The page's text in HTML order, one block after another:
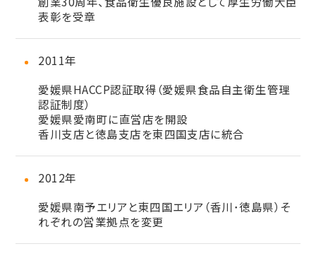
表彰を受章
2011年
愛媛県HACCP認証取得（愛媛県食品自主衛生管理
認証制度）
愛媛県愛南町に直営店を開設
香川支店と徳島支店を東四国支店に統合
2012年
愛媛県南予エリアと東四国エリア（香川･徳島県）そ
れぞれの営業拠点を変更